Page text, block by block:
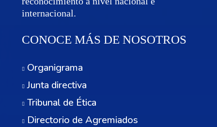
internacional.
CONOCE MÁS DE NOSOTROS
Organigrama
Junta directiva
Tribunal de Ética
Directorio de Agremiados